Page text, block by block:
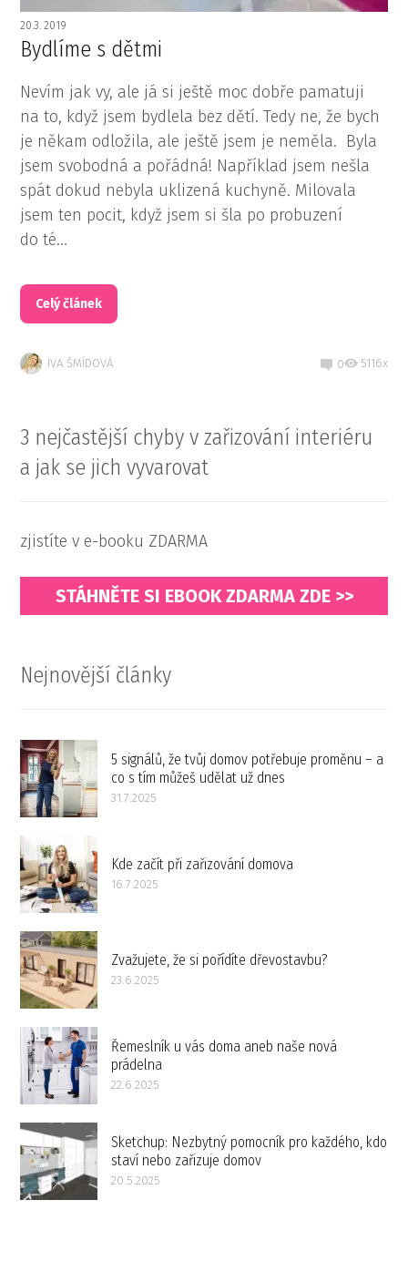
20.3. 2019
Bydlíme s dětmi
Nevím jak vy, ale já si ještě moc dobře pamatuji
na to, když jsem bydlela bez dětí. Tedy ne, že bych
je někam odložila, ale ještě jsem je neměla. Byla
jsem svobodná a pořádná! Například jsem nešla
spát dokud nebyla uklizená kuchyně. Milovala
jsem ten pocit, když jsem si šla po probuzení
do té...
Celý článek
IVA ŠMÍDOVÁ 0 5116x
3 nejčastější chyby v zařizování interiéru
a jak se jich vyvarovat
zjistíte v e-booku ZDARMA
STÁHNĚTE SI EBOOK ZDARMA ZDE >>
Nejnovější články
5 signálů, že tvůj domov potřebuje proměnu – a
co s tím můžeš udělat už dnes
31.7.2025
Kde začít při zařizování domova
16.7.2025
Zvažujete, že si pořídíte dřevostavbu?
23.6.2025
Řemeslník u vás doma aneb naše nová
prádelna
22.6.2025
Sketchup: Nezbytný pomocník pro každého, kdo
staví nebo zařizuje domov
20.5.2025